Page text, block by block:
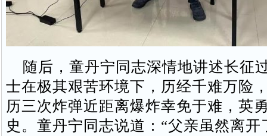
随后，童丹宁同志深情地讲述长征
士在极其艰苦环境下，历经千难万险
历三次炸弹近距离爆炸幸免于难，英
史。童丹宁同志说道：“父亲虽然离开